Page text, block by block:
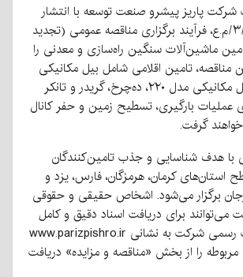
پاریز پیشرو صنعت توسعه با انتشار
آگهی شماره ۳/۱۴۰۵/م.ع، فرآیند برگزاری مناقصه عمومی (تجدید
ماشین‌آلات سنگین راه‌سازی و معدنی را
مناقصه، تامین اقلامی شامل بیل مکانیکی
مدل ۳۳۰، لودر، بیل مکانیکی مدل ۲۲۰، ده‌چرخ، گریدر و تانکر
عملیات بارگیری، تسطیح زمین و حفر کانال
خواهند گرفت.
با هدف شناسایی و جذب تامین‌کنندگان
استان‌های کرمان، هرمزگان، فارس، یزد و
برگزار می‌شود. اشخاص حقیقی و حقوقی
می‌توانند برای دریافت اسناد دقیق و کامل
مناقصه به وبسایت رسمی شرکت به نشانی www.parizpishro.ir
را از بخش «مناقصه و مزایده» دریافت